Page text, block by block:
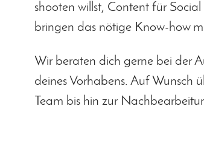
shooten willst, Content für
bringen das nötige Know-how
Wir beraten dich gerne bei der
deines Vorhabens. Auf Wunsch
Team bis hin zur